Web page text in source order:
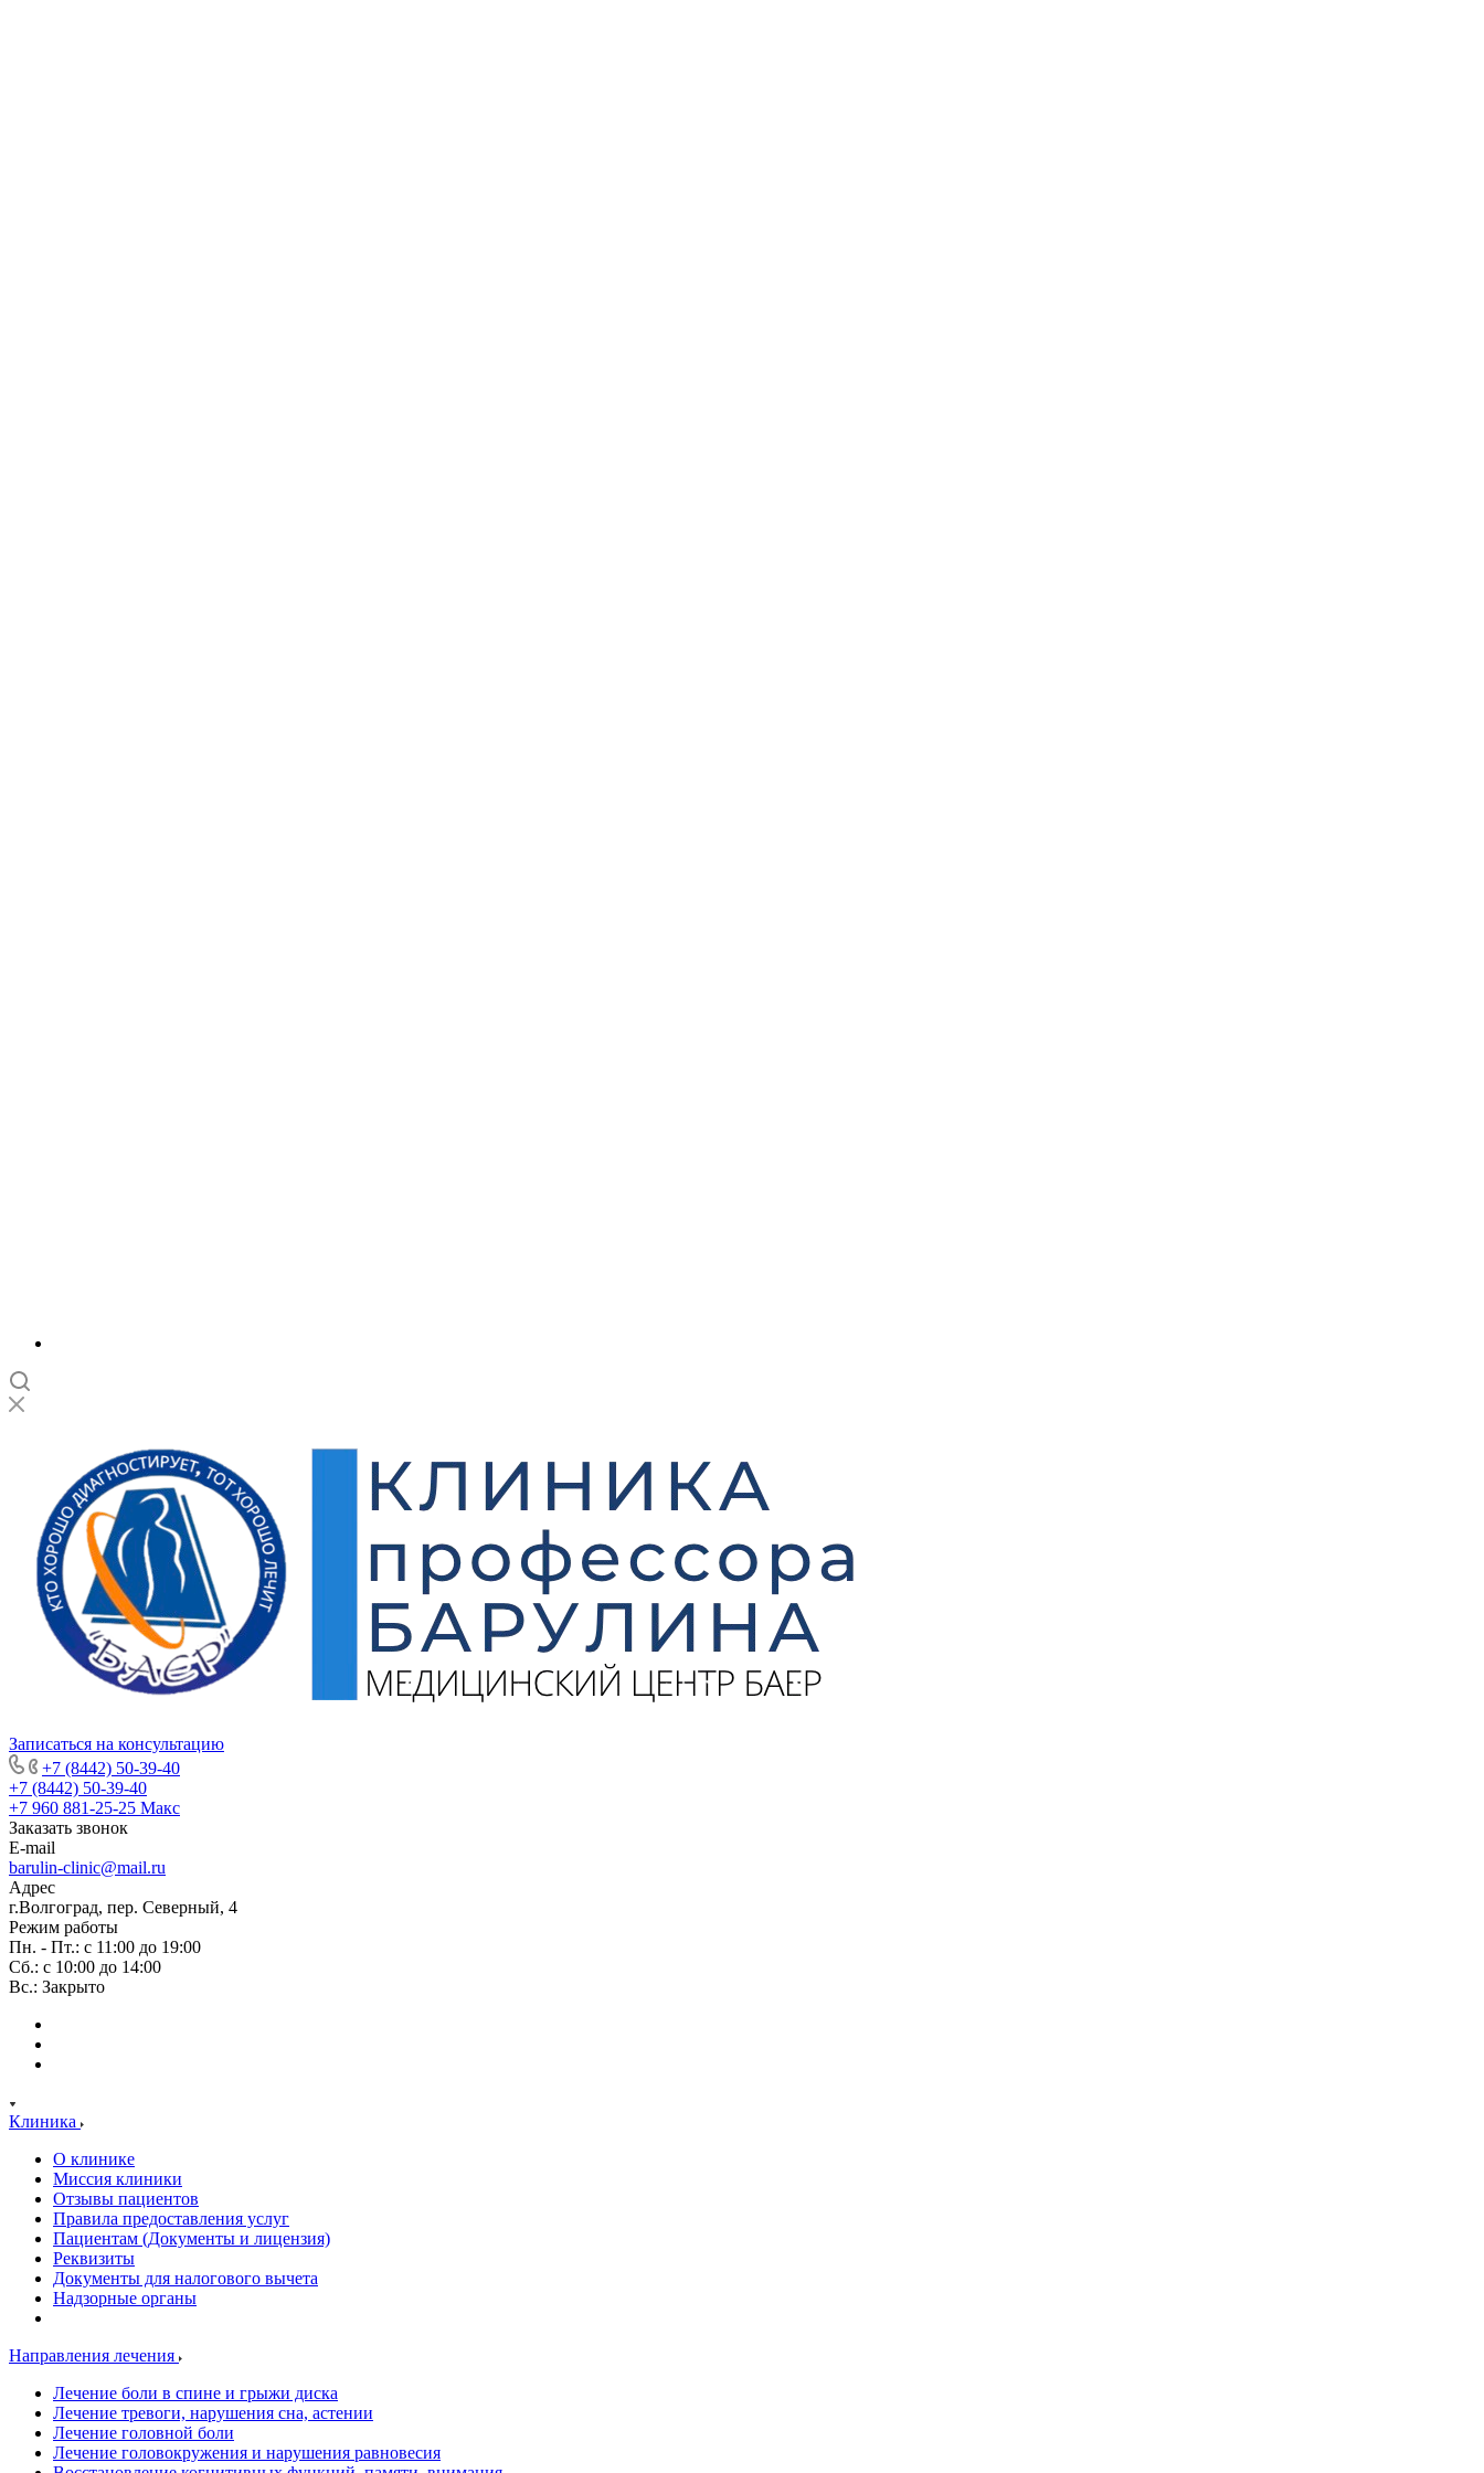
Записаться на консультацию
+7 (8442) 50-39-40
+7 (8442) 50-39-40
+7 960 881-25-25 Макс
Заказать звонок
E-mail
barulin-clinic@mail.ru
Адрес
г.Волгоград, пер. Северный, 4
Режим работы
Пн. - Пт.: с 11:00 до 19:00
Сб.: с 10:00 до 14:00
Вс.: Закрыто
Клиника
О клинике
Миссия клиники
Отзывы пациентов
Правила предоставления услуг
Пациентам (Документы и лицензия)
Реквизиты
Документы для налогового вычета
Надзорные органы
Направления лечения
Лечение боли в спине и грыжи диска
Лечение тревоги, нарушения сна, астении
Лечение головной боли
Лечение головокружения и нарушения равновесия